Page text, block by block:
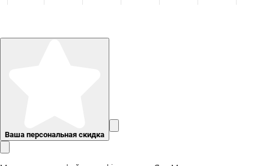
Ваша персональная скидка